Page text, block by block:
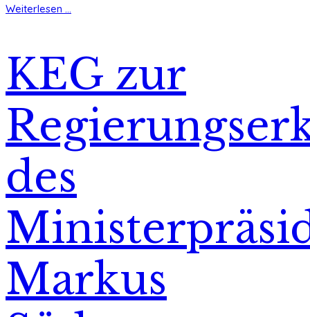
Weiterlesen ...
KEG zur
des
Markus